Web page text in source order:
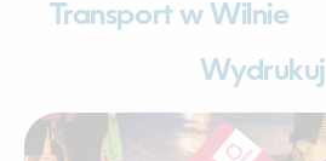
Transport w Wilnie
Wydrukuj